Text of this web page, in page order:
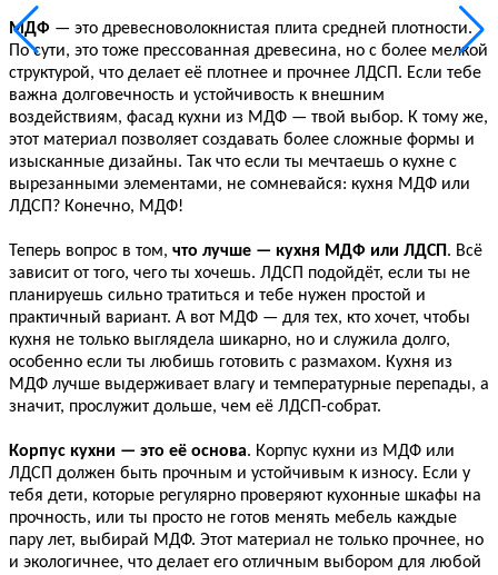
МДФ — это древесноволокнистая плита средней плотности.
По сути, это тоже прессованная древесина, но с более мелкой
структурой, что делает её плотнее и прочнее ЛДСП. Если тебе
важна долговечность и устойчивость к внешним
воздействиям, фасад кухни из МДФ — твой выбор. К тому же,
этот материал позволяет создавать более сложные формы и
изысканные дизайны. Так что если ты мечтаешь о кухне с
вырезанными элементами, не сомневайся: кухня МДФ или
ЛДСП? Конечно, МДФ!
Теперь вопрос в том, что лучше — кухня МДФ или ЛДСП. Всё
зависит от того, чего ты хочешь. ЛДСП подойдёт, если ты не
планируешь сильно тратиться и тебе нужен простой и
практичный вариант. А вот МДФ — для тех, кто хочет, чтобы
кухня не только выглядела шикарно, но и служила долго,
особенно если ты любишь готовить с размахом. Кухня из
МДФ лучше выдерживает влагу и температурные перепады, а
значит, прослужит дольше, чем её ЛДСП-собрат.
Корпус кухни — это её основа. Корпус кухни из МДФ или
ЛДСП должен быть прочным и устойчивым к износу. Если у
тебя дети, которые регулярно проверяют кухонные шкафы на
прочность, или ты просто не готов менять мебель каждые
пару лет, выбирай МДФ. Этот материал не только прочнее, но
и экологичнее, что делает его отличным выбором для любой